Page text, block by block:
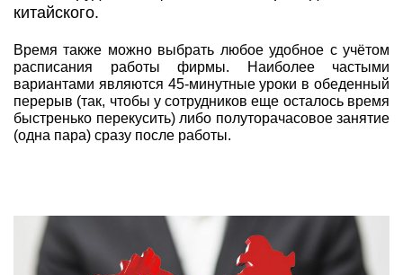
китайского.
Время также можно выбрать любое удобное с учётом
расписания работы фирмы. Наиболее частыми
вариантами являются 45-минутные уроки в обеденный
перерыв (так, чтобы у сотрудников еще осталось время
быстренько перекусить) либо полуторачасовое занятие
(одна пара) сразу после работы.